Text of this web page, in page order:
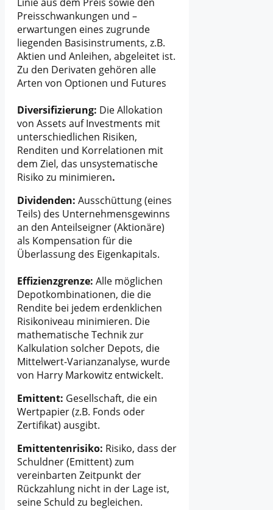
Preisschwankungen und –
erwartungen eines zugrunde
liegenden Basisinstruments, z.B.
Aktien und Anleihen, abgeleitet ist.
Zu den Derivaten gehören alle
Arten von Optionen und Futures
Diversifizierung: Die Allokation
von Assets auf Investments mit
unterschiedlichen Risiken,
Renditen und Korrelationen mit
dem Ziel, das unsystematische
Risiko zu minimieren.
Dividenden: Ausschüttung (eines
Teils) des Unternehmensgewinns
an den Anteilseigner (Aktionäre)
als Kompensation für die
Überlassung des Eigenkapitals.
Effizienzgrenze: Alle möglichen
Depotkombinationen, die die
Rendite bei jedem erdenklichen
Risikoniveau minimieren. Die
mathematische Technik zur
Kalkulation solcher Depots, die
Mittelwert-Varianzanalyse, wurde
von Harry Markowitz entwickelt.
Emittent: Gesellschaft, die ein
Wertpapier (z.B. Fonds oder
Zertifikat) ausgibt.
Emittentenrisiko: Risiko, dass der
Schuldner (Emittent) zum
vereinbarten Zeitpunkt der
Rückzahlung nicht in der Lage ist,
seine Schuld zu begleichen.